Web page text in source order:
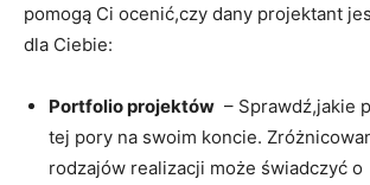
pomogą Ci ⁢ocenić,czy dany projektant
⁣dla Ciebie:
Portfolio projektów
– Sprawdź,jakie
tej pory ‍na swoim koncie.
rodzajów realizacji ⁣może świadczyć o